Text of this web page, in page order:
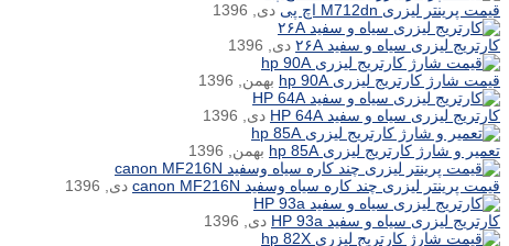
قیمت پرینتر لیزری M712dn اچ پی
دی, 1396
کارتریج لیزری سیاه و سفید ۲۶A
دی, 1396
قیمت شارژ کارتریج لیزری hp 90A
بهمن, 1396
کارتریج لیزری سیاه و سفید HP 64A
دی, 1396
تعمیر و شارژ کارتریج لیزری hp 85A
بهمن, 1396
قیمت پرینتر لیزری چند کاره سیاه وسفید canon MF216N
دی, 1396
کارتریج لیزری سیاه و سفید HP 93a
دی, 1396